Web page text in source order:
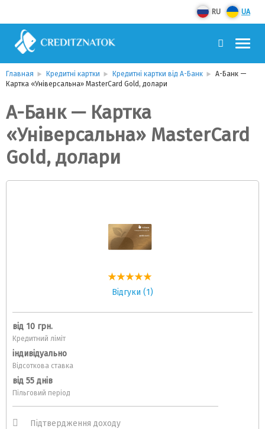
RU UA
Главная Кредитні картки Кредитні картки від А-Банк
А-Банк —
Картка «Універсальна» MasterCard Gold, долари
А-Банк — Картка
«Універсальна» MasterCard
Gold, долари
Відгуки (1)
від 10 грн.
Кредитний ліміт
індивідуально
Відсоткова ставка
від 55 днів
Пільговий період
Підтвердження доходу